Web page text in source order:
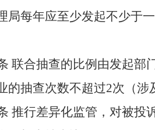
局每年应至少发起不少于
联合抽查的比例由发起部
的抽查次数不超过2次（
推行差异化监管，对被投